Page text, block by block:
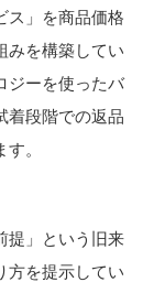
ス」を商品価格
みを構築してい
ジーを使ったバ
着段階での返品
。
提」という旧来
方を提示してい